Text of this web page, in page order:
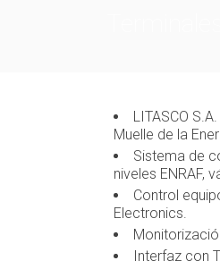
LITASCO
Muelle de la
Sistema de
niveles ENRAF,
Control
Electronics.
Interfaz con